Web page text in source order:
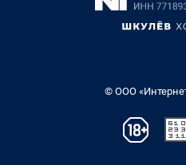
© ООО